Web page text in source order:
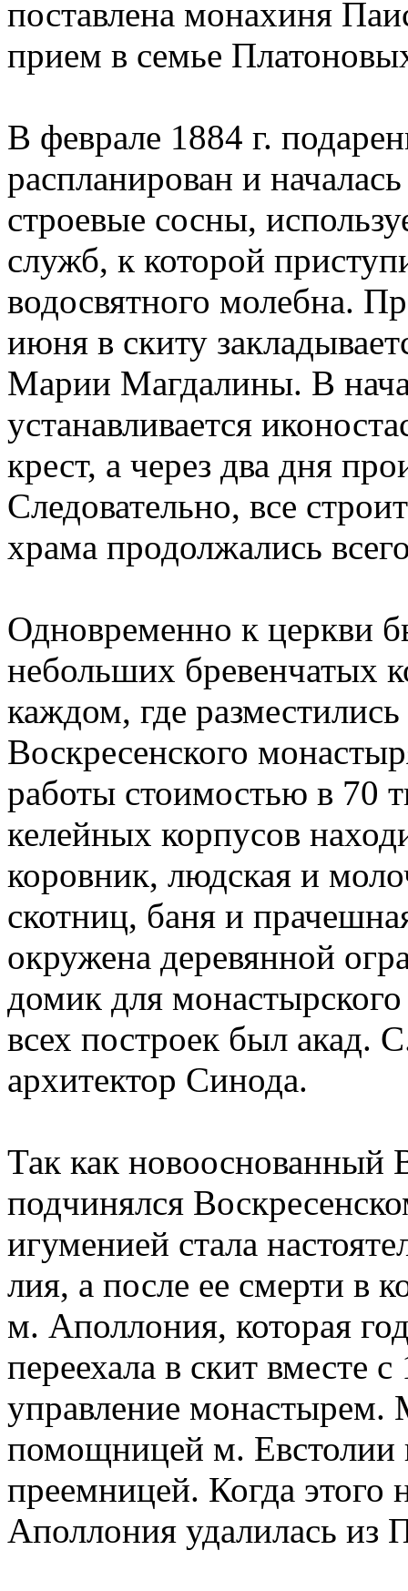
поставлена монахиня
прием в семье
В феврале 1884 г.
распланирован и
строевые сосны,
служб, к которой
водосвятного молебна.
июня в скиту
Марии Магдалины. В
устанавливается
крест, а через два дня
Следовательно, все
храма продолжались
Одновременно к церкви
небольших бревенчатых
каждом, где
Воскресенского
работы стоимостью в 70
келейных корпусов
коровник, людская и
скотниц, баня и
окружена деревянной
домик для
всех построек был акад.
архитектор Синода.
Так как новооснованный
подчинялся
игуменией стала
лия, а после ее смерти в
м. Аполлония, которая
переехала в скит вместе
управление
помощницей м. Евстолии
преемницей. Когда этого
Аполлония удалилась из